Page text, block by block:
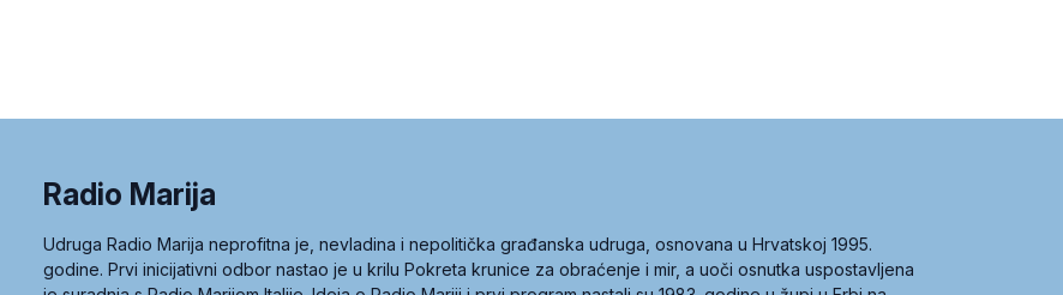
Radio Marija
Udruga Radio Marija neprofitna je, nevladina i nepolitička građanska udruga, osnovana u Hrvatskoj 1995.
godine. Prvi inicijativni odbor nastao je u krilu Pokreta krunice za obraćenje i mir, a uoči osnutka uspostavljena